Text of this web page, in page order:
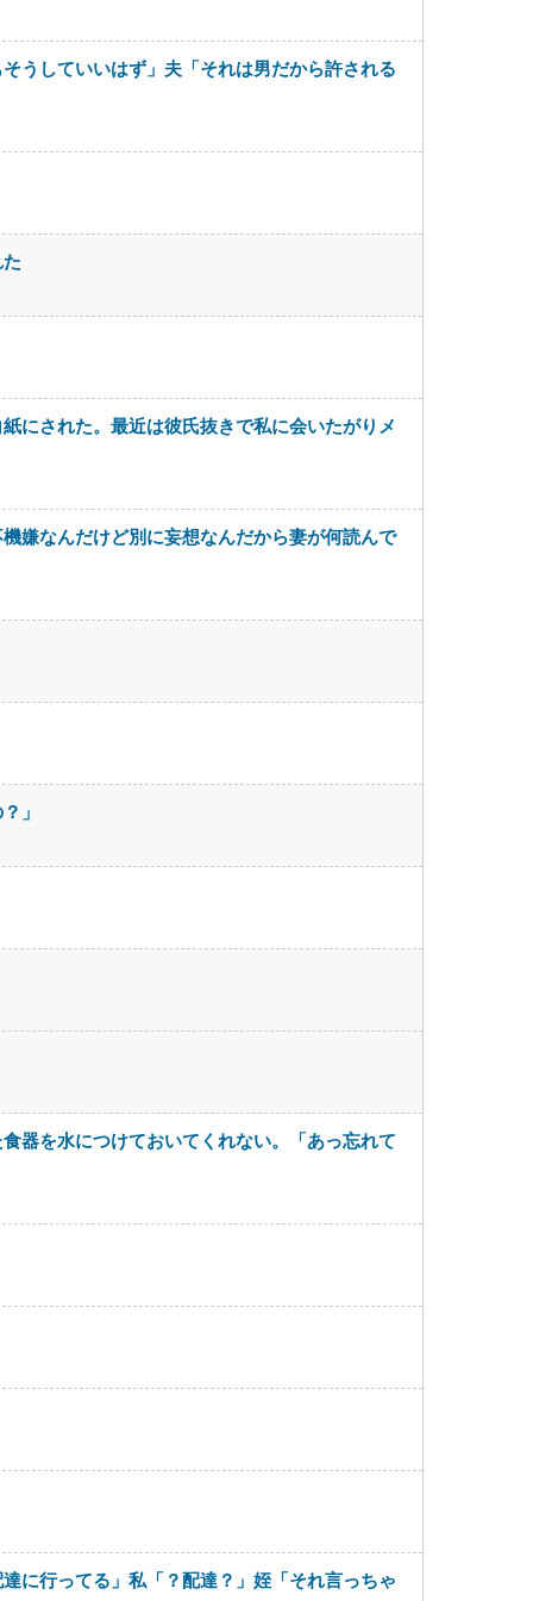
うしていいはず」夫「それは男だから許される
にされた。最近は彼氏抜きで私に会いたがりメ
嫌なんだけど別に妄想なんだから妻が何読んで
」
器を水につけておいてくれない。「あっ忘れて
に行ってる」私「？配達？」姪「それ言っちゃ